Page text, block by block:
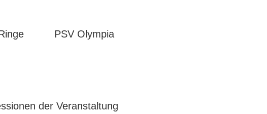
PSV Olympia
der Veranstaltung